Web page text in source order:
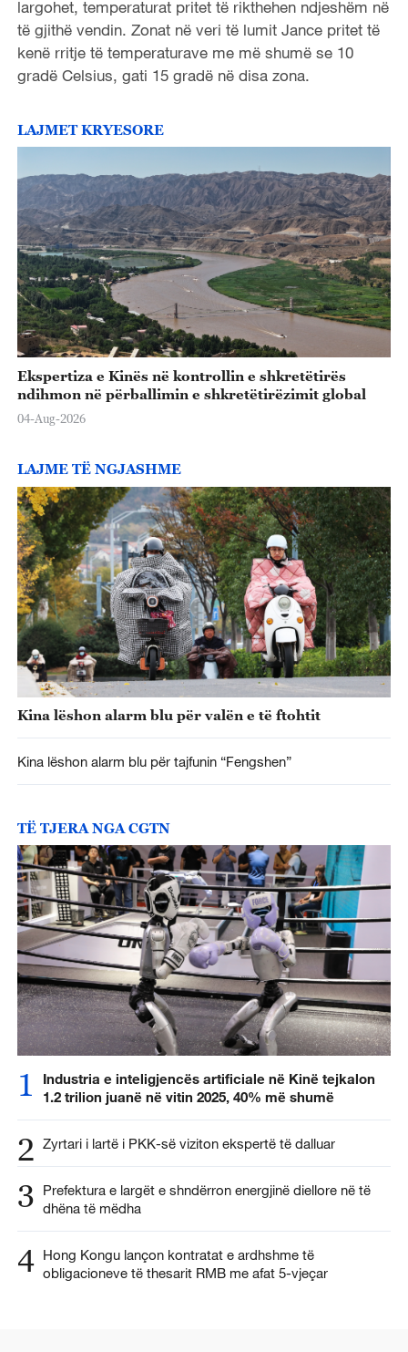
largohet, temperaturat pritet të rikthehen ndjeshëm në
të gjithë vendin. Zonat në veri të lumit Jance pritet të
kenë rritje të temperaturave me më shumë se 10
gradë Celsius, gati 15 gradë në disa zona.
LAJMET KRYESORE
Ekspertiza e Kinës në kontrollin e shkretëtirës
ndihmon në përballimin e shkretëtirëzimit global
04-Aug-2026
LAJME TË NGJASHME
Kina lëshon alarm blu për valën e të ftohtit
Kina lëshon alarm blu për tajfunin “Fengshen”
TË TJERA NGA CGTN
1
Industria e inteligjencës artificiale në Kinë tejkalon
1.2 trilion juanë në vitin 2025, 40% më shumë
2 Zyrtari i lartë i PKK-së viziton ekspertë të dalluar
3
Prefektura e largët e shndërron energjinë diellore në të
dhëna të mëdha
4 Hong Kongu lançon kontratat e ardhshme të
obligacioneve të thesarit RMB me afat 5-vjeçar